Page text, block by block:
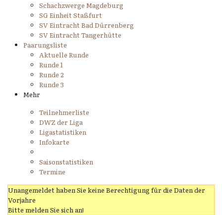
Schachzwerge Magdeburg
SG Einheit Staßfurt
SV Eintracht Bad Dürrenberg
SV Eintracht Tangerhütte
Paarungsliste
Aktuelle Runde
Runde 1
Runde 2
Runde 3
Mehr
Teilnehmerliste
DWZ der Liga
Ligastatistiken
Infokarte
Saisonstatistiken
Termine
Unangemeldet haben Sie keine Berechtigung für die Daten der
Vorjahre
Bitte melden Sie sich an!